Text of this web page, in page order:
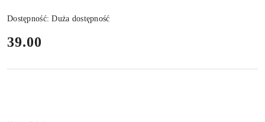
Dostępność:Duża dostępność
cena:
39.00